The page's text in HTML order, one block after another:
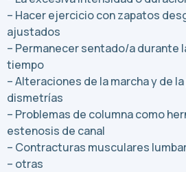
– Hacer ejercicio con zapatos
ajustados
– Permanecer sentado/a durante
tiempo
– Alteraciones de la marcha y de
dismetrías
– Problemas de columna como
estenosis de canal
– Contracturas musculares
– otras